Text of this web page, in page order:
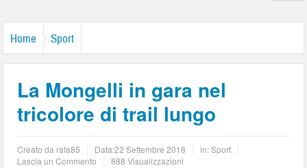
Home Sport
La Mongelli in gara nel
tricolore di trail lungo
Creato da rafa85 Data:22 Settembre 2018 in:Sport
Lascia un Commento
888 Visualizzazioni